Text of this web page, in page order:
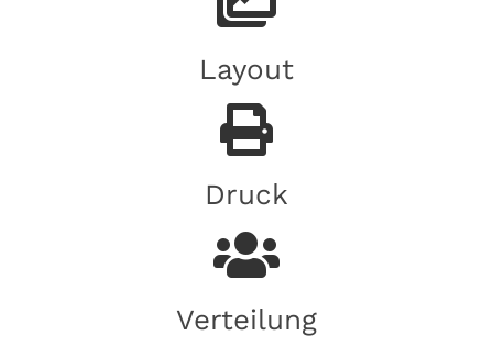
Layout
Druck
Verteilung